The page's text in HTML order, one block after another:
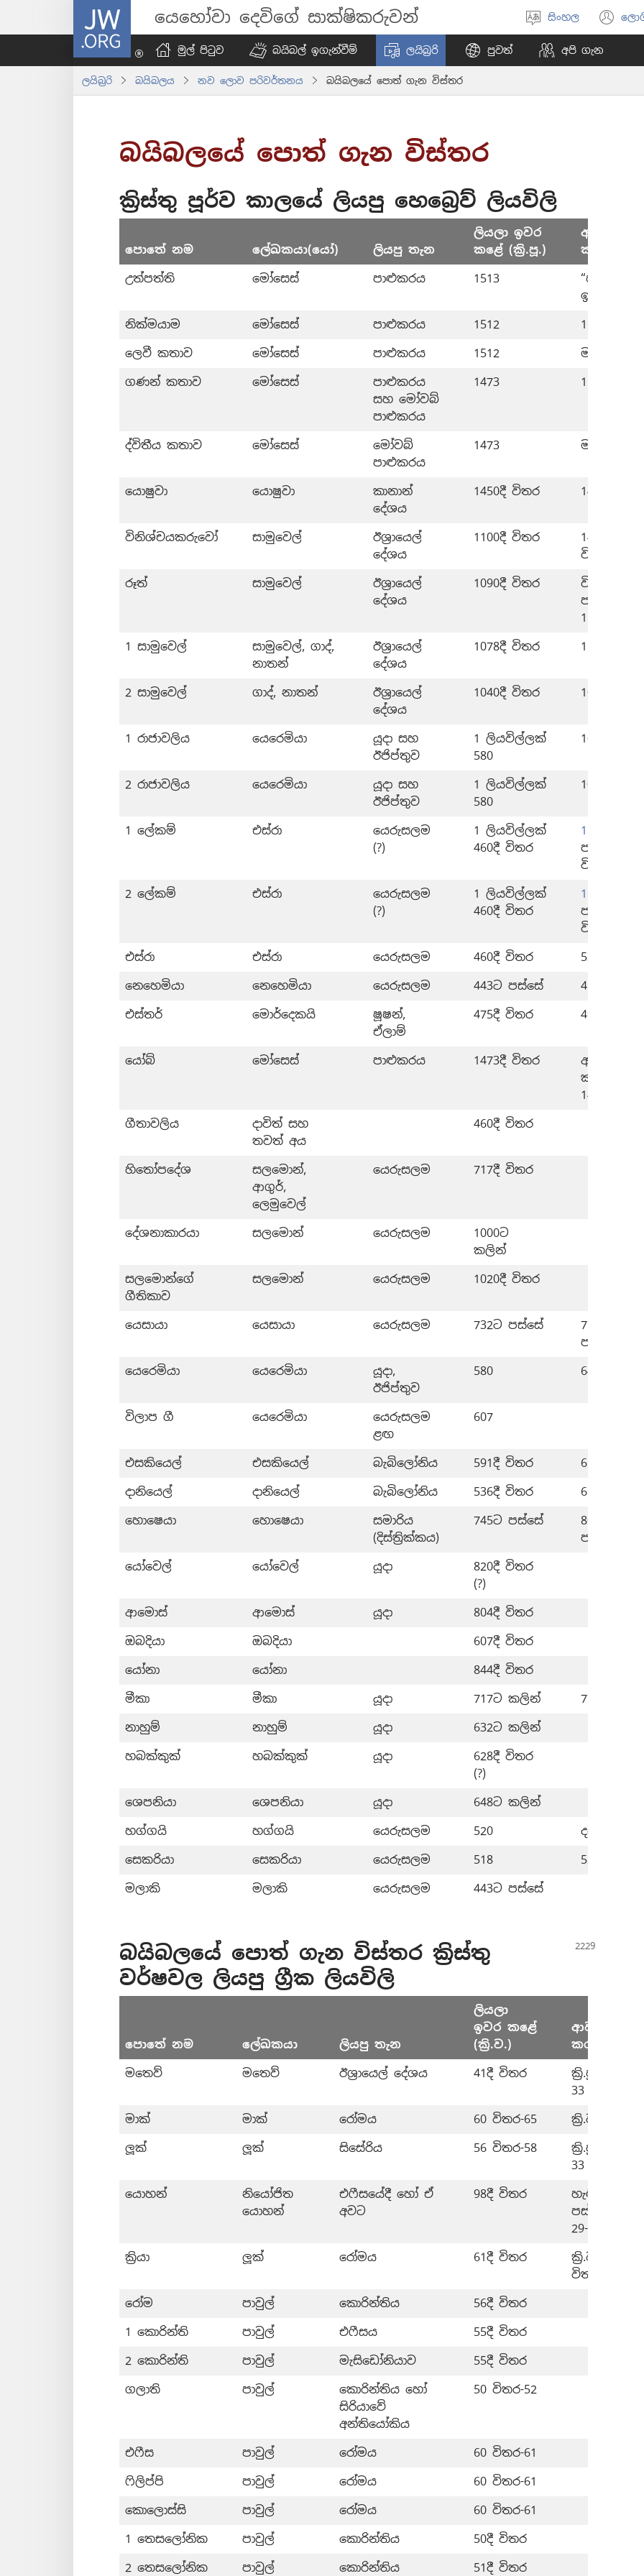
JW.ORG යෙහෝවා දෙවිගේ සාක්ෂිකරුවන්
භාෂාව
තෝරන්න
සිංහල
මුල් පිටුව බයිබල් ඉගැන්වීම් ලයිබ්‍රරි පුවත් අපි ගැන
ලයිබ්‍රරි බයිබලය නව ලොව පරිවර්තනය බයිබලයේ පොත් ගැන විස්තර
බයිබලයේ පොත් ගැන විස්තර
ක්‍රිස්තු පූර්ව කාලයේ ලියපු හෙබ්‍රෙව් ලියවිලි
පොතේ නම ලේඛකයා(යෝ) ලියපු තැන
ලියලා ඉවර
කළේ (ක්‍රි.පූ.)
ආවරණය
කාලය
උත්පත්ති
මෝසෙස් පාළුකරය 1513
ඉඳන් 1657
නික්මයාම
මෝසෙස් පාළුකරය 1512
1657-1512
ලෙවී කතාව
මෝසෙස් පාළුකරය 1512
මාසයක්
ගණන් කතාව
මෝසෙස්
පාළුකරය
සහ මෝවබ්
පාළුකරය
1473 1512-1473
ද්විතීය කතාව මෝසෙස්
මෝවබ්
පාළුකරය
1473 මාස 2ක්
යොෂුවා යොෂුවා
කානාන්
දේශය
1450දී විතර
විනිශ්චයකරුවෝ සාමුවෙල්
ඊශ්‍රායෙල්
දේශය
1100දී විතර
1450
විතර
රූත්
සාමුවෙල්
ඊශ්‍රායෙල්
දේශය
1090දී විතර
පාලනයේ
11ක්
1 සාමුවෙල්
සාමුවෙල්, ගාද්,
නාතන්
ඊශ්‍රායෙල්
දේශය
1078දී විතර 1180 විතර-
2 සාමුවෙල් ගාද්, නාතන්
ඊශ්‍රායෙල්
දේශය
1040දී විතර
1 රාජාවලිය යෙරෙමියා
යූදා සහ
ඊජිප්තුව
1 ලියවිල්ලක්
580
1040 විතර-
2 රාජාවලිය යෙරෙමියා
යූදා සහ
ඊජිප්තුව
1 ලියවිල්ලක්
580
1040
1 ලේකම් එස්රා
යෙරුසලම
(?)
1 ලියවිල්ලක්
460දී විතර
1 ලේකම්
පස්සේ: 1077
විතර-537
2 ලේකම්
එස්රා
යෙරුසලම
(?)
1 ලියවිල්ලක්
460දී විතර
1 ලේකම්
පස්සේ: 1077
විතර-537
එස්රා
එස්රා යෙරුසලම 460දී විතර
537–467
නෙහෙමියා
නෙහෙමියා යෙරුසලම 443ට පස්සේ
456–443ට
එස්තර්
මොර්දෙකයි
ෂූෂන්,
ඒලාම්
475දී විතර 493–475
යෝබ් මෝසෙස් පාළුකරය 1473දී විතර
අවුරුදු
කාලයක්
1473 අතර
ගීතාවලිය
දාවිත් සහ
තවත් අය
460දී විතර
හිතෝපදේශ
සලමොන්,
ආගුර්,
ලෙමුවෙල්
යෙරුසලම 717දී විතර
දේශනාකාරයා සලමොන් යෙරුසලම
1000ට
කලින්
සලමොන්ගේ
ගීතිකාව
සලමොන් යෙරුසලම 1020දී විතර
යෙසායා යෙසායා යෙරුසලම 732ට පස්සේ
778
පස්සේ
යෙරෙමියා
යෙරෙමියා
යූදා,
ඊජිප්තුව
580 647-580
විලාප ගී යෙරෙමියා
යෙරුසලම
ළඟ
607
එසකියෙල් එසකියෙල් බැබිලෝනිය 591දී විතර
613–591
දානියෙල්
දානියෙල් බැබිලෝනිය 536දී විතර
618–536
හොෂෙයා
හොෂෙයා
සමාරිය
(දිස්ත්‍රික්කය)
745ට පස්සේ
804ට
පස්සේ
යෝවෙල්
යෝවෙල් යූදා
820දී විතර
(?)
ආමොස්
ආමොස් යූදා
804දී විතර
ඔබදියා
ඔබදියා
607දී විතර
යෝනා
යෝනා
844දී විතර
මීකා
මීකා යූදා 717ට කලින්
777 විතර-
නාහුම්
නාහුම් යූදා
632ට කලින්
හබක්කුක්
හබක්කුක් යූදා
628දී විතර
(?)
ශෙපනියා
ශෙපනියා යූදා
648ට කලින්
හග්ගයි
හග්ගයි යෙරුසලම 520
දවස් 112ක්
සෙකරියා
සෙකරියා යෙරුසලම 518
520-518
මලාකි
මලාකි යෙරුසලම 443ට පස්සේ
බයිබලයේ පොත් ගැන විස්තර ක්‍රිස්තු
වර්ෂවල ලියපු ග්‍රීක ලියවිලි
පොතේ නම ලේඛකයා ලියපු තැන
ලියලා
ඉවර කළේ
(ක්‍රි.ව.)
ආවරණය
කරපු කාලය
මතෙව්
මතෙව් ඊශ්‍රායෙල් දේශය 41දී විතර
ක්‍රි.පූ. 2–ක්‍රි.ව.
33
මාක්
මාක් රෝමය 60 විතර-65
ක්‍රි.ව. 29-33
ලූක්
ලූක් සිසේරිය 56 විතර-58
ක්‍රි.පූ. 3–ක්‍රි.ව.
33
යොහන්
නියෝජිත
යොහන්
එෆීසයේදී හෝ ඒ
අවට
98දී විතර
හැඳින්වීමෙන්
පස්සේ ක්‍රි.ව.
29-33
ක්‍රියා
ලූක් රෝමය 61දී විතර
ක්‍රි.ව. 33–61
විතර
රෝම
පාවුල් කොරින්තිය
56දී විතර
1 කොරින්ති
පාවුල් එෆීසය
55දී විතර
2 කොරින්ති
පාවුල් මැසිඩෝනියාව
55දී විතර
ගලාති
පාවුල්
කොරින්තිය හෝ
සිරියාවේ
අන්තියෝකිය
50 විතර-52
එෆීස පාවුල් රෝමය
60 විතර-61
ෆිලිප්පි
පාවුල් රෝමය
60 විතර-61
කොලොස්සි
පාවුල් රෝමය
60 විතර-61
1 තෙසලෝනික
පාවුල් කොරින්තිය
50දී විතර
2 තෙසලෝනික
පාවුල් කොරින්තිය 51දී විතර